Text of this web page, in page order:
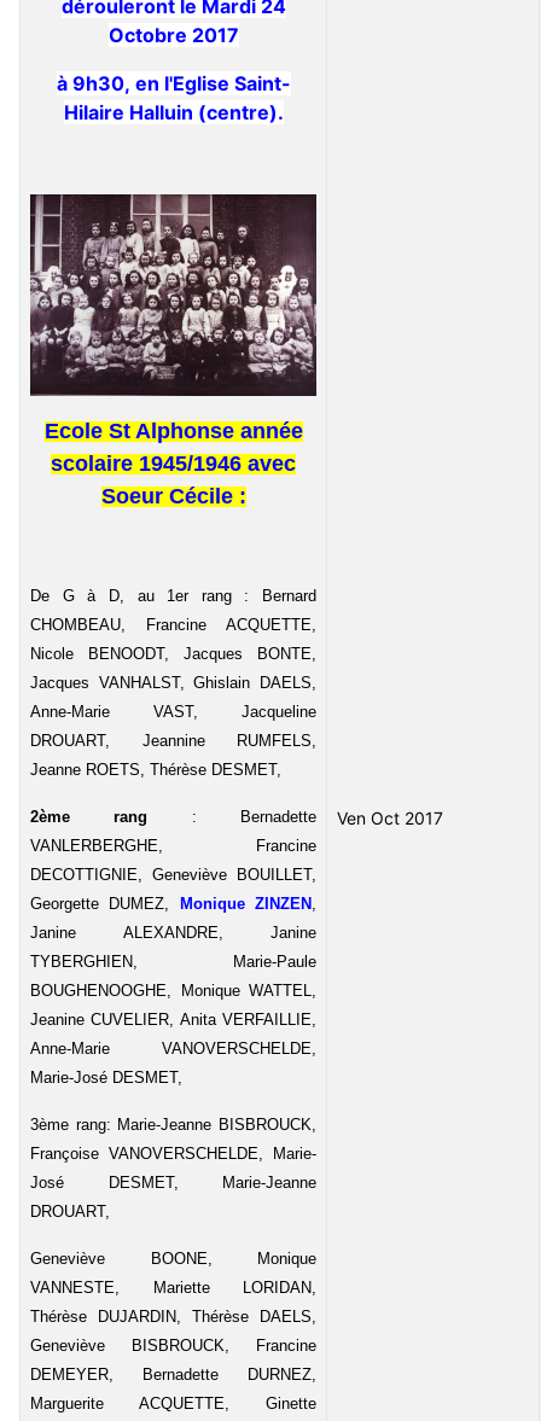
dérouleront le Mardi 24
Octobre 2017
à 9h30, en l'Eglise Saint-
Hilaire Halluin (centre).
Ecole St Alphonse année
scolaire 1945/1946 avec
Soeur Cécile :
De G à D, au 1er rang : Bernard
CHOMBEAU, Francine ACQUETTE,
Nicole BENOODT, Jacques BONTE,
Jacques VANHALST, Ghislain DAELS,
Anne-Marie VAST, Jacqueline
DROUART, Jeannine RUMFELS,
Jeanne ROETS, Thérèse DESMET,
2ème rang : Bernadette
VANLERBERGHE, Francine
DECOTTIGNIE, Geneviève BOUILLET,
Georgette DUMEZ,
Monique ZINZEN
Janine ALEXANDRE, Janine
TYBERGHIEN, Marie-Paule
BOUGHENOOGHE, Monique WATTEL,
Jeanine CUVELIER, Anita VERFAILLIE,
Anne-Marie VANOVERSCHELDE,
Marie-José DESMET,
3ème rang: Marie-Jeanne BISBROUCK,
Françoise VANOVERSCHELDE, Marie-
José DESMET, Marie-Jeanne
DROUART,
Geneviève BOONE, Monique
VANNESTE, Mariette LORIDAN,
Thérèse DUJARDIN, Thérèse DAELS,
Geneviève BISBROUCK, Francine
DEMEYER, Bernadette DURNEZ,
Marguerite ACQUETTE, Ginette
Ven Oct 2017